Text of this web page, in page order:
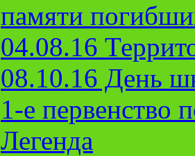
памяти
04.08.16
08.10.16 День
1-е первенство
Легенда